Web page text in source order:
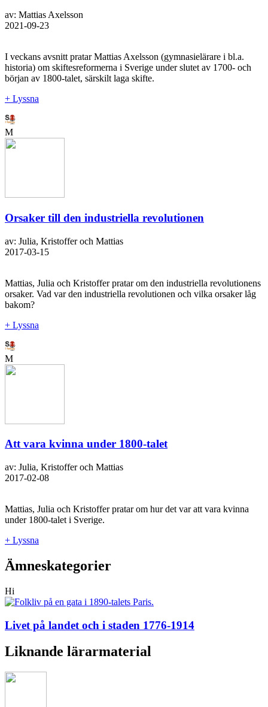
av: Mattias Axelsson
2021-09-23
I veckans avsnitt pratar Mattias Axelsson (gymnasielärare i bl.a.
historia) om skiftesreformerna i Sverige under slutet av 1700- och
början av 1800-talet, särskilt laga skifte.
+ Lyssna
M
Orsaker till den industriella revolutionen
av: Julia, Kristoffer och Mattias
2017-03-15
Mattias, Julia och Kristoffer pratar om den industriella revolutionens
orsaker. Vad var den industriella revolutionen och vilka orsaker låg
bakom?
+ Lyssna
M
Att vara kvinna under 1800-talet
av: Julia, Kristoffer och Mattias
2017-02-08
Mattias, Julia och Kristoffer pratar om hur det var att vara kvinna
under 1800-talet i Sverige.
+ Lyssna
Ämneskategorier
Hi
Livet på landet och i staden 1776-1914
Liknande lärarmaterial